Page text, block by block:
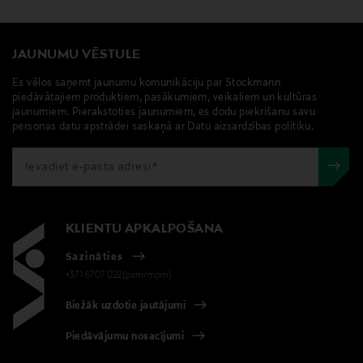
JAUNUMU VĒSTULE
Es vēlos saņemt jaunumu komunikāciju par Stockmann
piedāvātajiem produktiem, pasākumiem, veikaliem un kultūras
jaunumiem. Pierakstoties jaunumiem, es dodu piekrišanu savu
personas datu apstrādei saskaņā ar Datu aizsardzības politiku.
KLIENTU APKALPOŠANA
Sazināties
+371 67071222(pvm/mpm)
Biežāk uzdotie jautājumi
Piedāvājumu nosacījumi